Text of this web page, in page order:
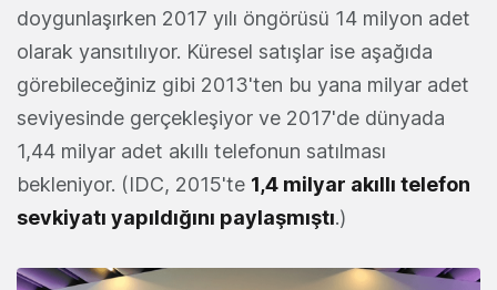
doygunlaşırken 2017 yılı öngörüsü 14 milyon adet
olarak yansıtılıyor. Küresel satışlar ise aşağıda
görebileceğiniz gibi 2013'ten bu yana milyar adet
seviyesinde gerçekleşiyor ve 2017'de dünyada
1,44 milyar adet akıllı telefonun satılması
bekleniyor. (IDC, 2015'te 1,4 milyar akıllı telefon
sevkiyatı yapıldığını paylaşmıştı.)